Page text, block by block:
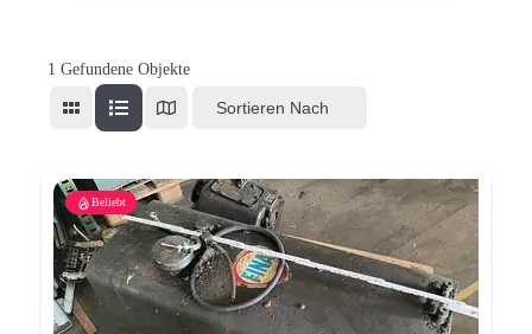
1 Gefundene Objekte
Sortieren Nach
Beliebt